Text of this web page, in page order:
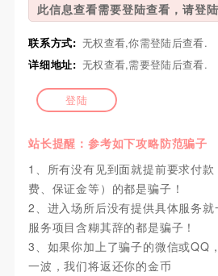
此信息查看需要登陆查看，请登
联系方式: 无权查看,你需登陆后查看.
详细地址: 无权查看,需要登陆后查看.
登陆
站长提醒：参考如下攻略防范骗子
1、所有没有见到面就提前要求付
费、保证金等）的都是骗子！
2、进入场所后没有提供具体服务
服务项目含糊其辞的都是骗子！
3、如果你加上了骗子的微信或QQ
一波，我们将返还你的金币